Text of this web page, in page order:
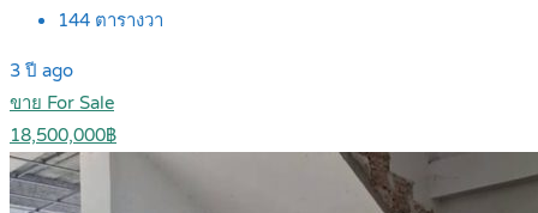
144 ตารางวา
3 ปี ago
ขาย For Sale
18,500,000฿